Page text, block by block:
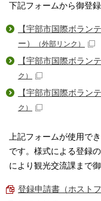
下記フォームから御登録
【宇部市国際ボラン
ー）
（外部リンク）
【宇部市国際ボラン
ク）
【宇部市国際ボラン
ク）
上記フォームが使用で
です。様式による登録
により観光交流課まで
登録申請書（ホスト